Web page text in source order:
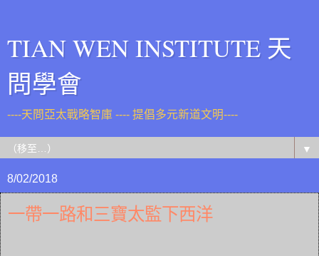
TIAN WEN INSTITUTE 天
問學會
----天問亞太戰略智庫 ---- 提倡多元新道文明----
▼
8/02/2018
一帶一路和三寶太監下西洋